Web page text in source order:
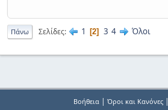
Πάνω Σελίδες 1 2 3 4 Όλοι
Βοήθεια| Όροι και Κανόνες|